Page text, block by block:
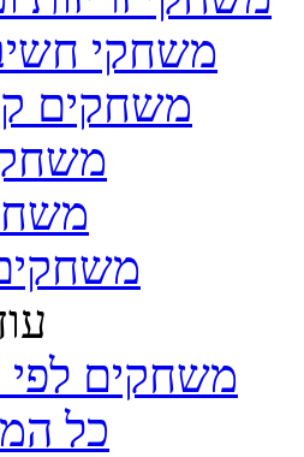
משחקי
משחקים
משחקים לפי
כל